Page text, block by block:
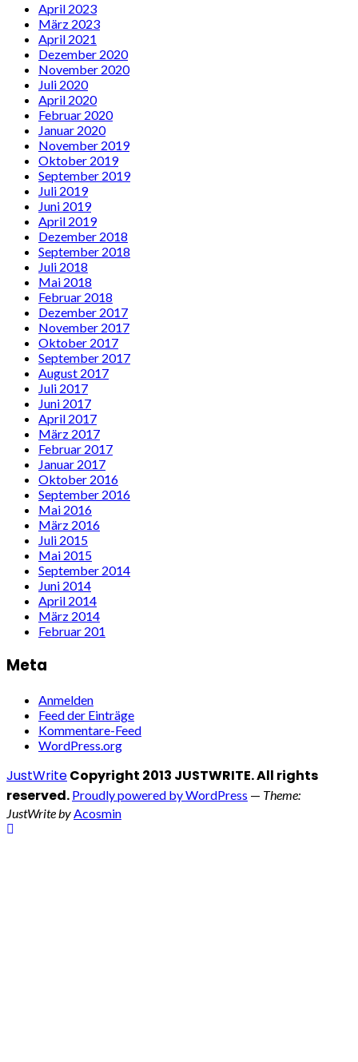
April 2023
März 2023
April 2021
Dezember 2020
November 2020
Juli 2020
April 2020
Februar 2020
Januar 2020
November 2019
Oktober 2019
September 2019
Juli 2019
Juni 2019
April 2019
Dezember 2018
September 2018
Juli 2018
Mai 2018
Februar 2018
Dezember 2017
November 2017
Oktober 2017
September 2017
August 2017
Juli 2017
Juni 2017
April 2017
März 2017
Februar 2017
Januar 2017
Oktober 2016
September 2016
Mai 2016
März 2016
Juli 2015
Mai 2015
September 2014
Juni 2014
April 2014
März 2014
Februar 201
Meta
Anmelden
Feed der Einträge
Kommentare-Feed
WordPress.org
JustWriteCopyright 2013 JUSTWRITE. All rights
reserved. Proudly powered by WordPress — Theme:
JustWrite by Acosmin